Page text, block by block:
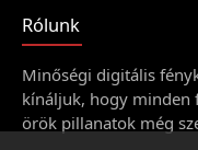
Rólunk
Minőségi digitális
kínáljuk, hogy minden
örök pillanatok még